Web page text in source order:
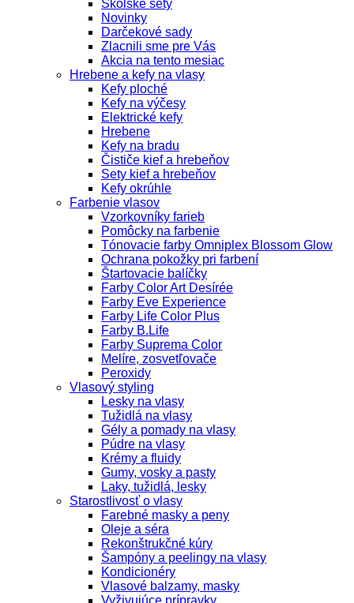
Školské sety
Novinky
Darčekové sady
Zlacnili sme pre Vás
Akcia na tento mesiac
Hrebene a kefy na vlasy
Kefy ploché
Kefy na výčesy
Elektrické kefy
Hrebene
Kefy na bradu
Čističe kief a hrebeňov
Sety kief a hrebeňov
Kefy okrúhle
Farbenie vlasov
Vzorkovníky farieb
Pomôcky na farbenie
Tónovacie farby Omniplex Blossom Glow
Ochrana pokožky pri farbení
Štartovacie balíčky
Farby Color Art Desírée
Farby Eve Experience
Farby Life Color Plus
Farby B.Life
Farby Suprema Color
Melíre, zosvetľovače
Peroxidy
Vlasový styling
Lesky na vlasy
Tužidlá na vlasy
Gély a pomady na vlasy
Púdre na vlasy
Krémy a fluidy
Gumy, vosky a pasty
Laky, tužidlá, lesky
Starostlivosť o vlasy
Farebné masky a peny
Oleje a séra
Rekonštrukčné kúry
Šampóny a peelingy na vlasy
Kondicionéry
Vlasové balzamy, masky